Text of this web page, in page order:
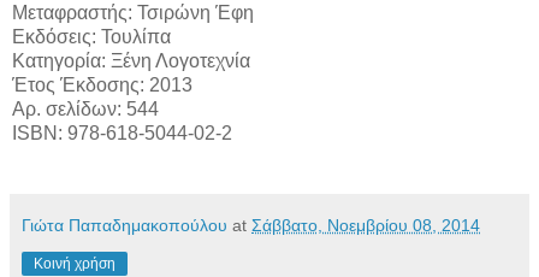
Μεταφραστής: Τσιρώνη Έφη
Εκδόσεις: Τουλίπα
Κατηγορία: Ξένη Λογοτεχνία
Έτος Έκδοσης: 2013
Αρ. σελίδων: 544
ISBN: 978-618-5044-02-2
Γιώτα Παπαδημακοπούλου at Σάββατο, Νοεμβρίου 08, 2014
Κοινή χρήση